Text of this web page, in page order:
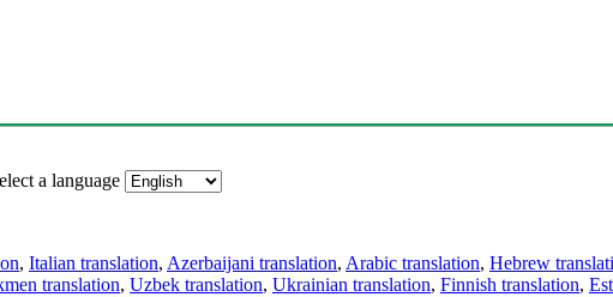
a language
, Italian translation, Azerbaijani translation, Arabic translation, Hebrew
translation, Uzbek translation, Ukrainian translation, Finnish translation,